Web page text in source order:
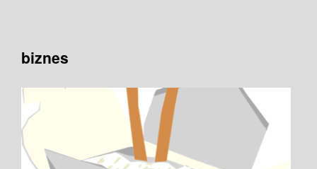
biznes